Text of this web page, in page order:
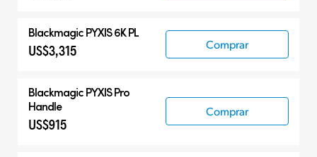
Blackmagic PYXIS 6K PL
US$3,315 Comprar
Blackmagic PYXIS Pro
Handle
US$915
Comprar